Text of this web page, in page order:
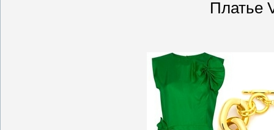
Платье